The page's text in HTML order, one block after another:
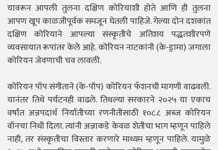
यावरून आपली तुलना दक्षिण कोरियाशी होते आणि ही तुलना
आपण खूप काळजीपूर्वक समजून घेतली पाहिजे. गेल्या दोन दशकांत
दक्षिण कोरियाने आपल्या संस्कृतीचे अतिशय पद्धतशीरपणे
व्यवसायात रूपांतर केले आहे. कोरियन नाटकांनी (के-ड्रामा) जगाला
कोरियन जेवणाची चव लावली.
कोरियन पॉप संगीताने (के-पॉप) कोरियन फॅशनची मागणी वाढवली.
यानंतर तिथे पर्यटनही वाढले. तिथल्या सरकारने २०२५ या एकाच
वर्षात अन्नपदार्थ निर्यातीच्या रणनीतीसाठी १०८.८ अब्ज कोरियन
वॉनचा निधी दिला. त्यांनी अन्नाकडे केवळ शेतीचा भाग म्हणून पाहिले
नाही, तर संस्कृतीचा विस्तार करणारे माध्यम म्हणून पाहिले. यामुळे